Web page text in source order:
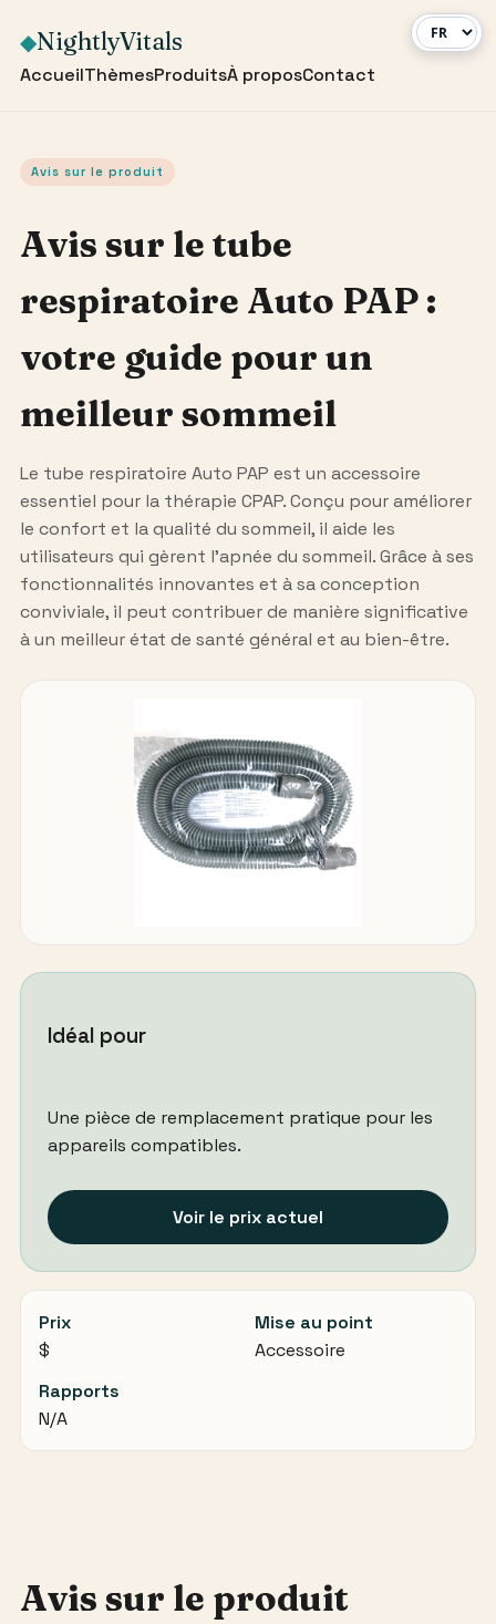
◆NightlyVitals
AccueilThèmesProduitsÀ proposContact
Avis sur le produit
Avis sur le tube
respiratoire Auto PAP :
votre guide pour un
meilleur sommeil
Le tube respiratoire Auto PAP est un accessoire
essentiel pour la thérapie CPAP. Conçu pour améliorer
le confort et la qualité du sommeil, il aide les
utilisateurs qui gèrent l’apnée du sommeil. Grâce à ses
fonctionnalités innovantes et à sa conception
conviviale, il peut contribuer de manière significative
à un meilleur état de santé général et au bien-être.
Idéal pour
Une pièce de remplacement pratique pour les
appareils compatibles.
Voir le prix actuel
Prix
$
Mise au point
Accessoire
Rapports
N/A
Avis sur le produit